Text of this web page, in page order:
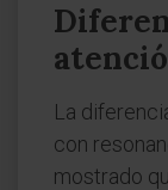
La
con
mostrado